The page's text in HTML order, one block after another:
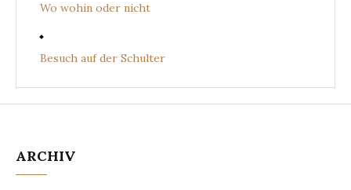
Wo wohin oder nicht
Besuch auf der Schulter
ARCHIV